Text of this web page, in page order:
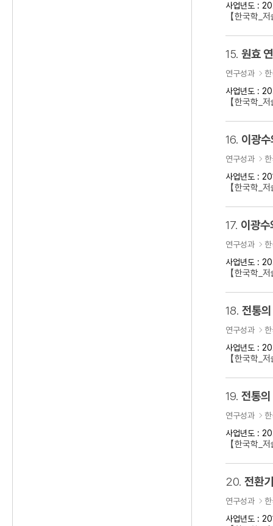
사업년도 :
【한국학_
15. 원효
연구성과
사업년도 :
【한국학_
16. 이광
연구성과
사업년도 :
【한국학_
17. 이광
연구성과
사업년도 :
【한국학_
18. 전통
연구성과
사업년도 :
【한국학_
19. 전통
연구성과
사업년도 :
【한국학_
20. 전환
연구성과
사업년도 :